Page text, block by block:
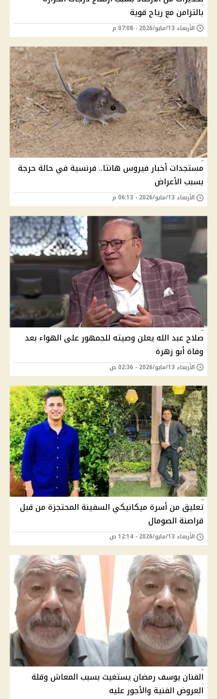
بالتزامن مع رياح قوية
الأربعاء 13/مايو/2026 - 07:08 م
مستجدات أخبار فيروس هانتا.. فرنسية في حالة حرجة
بسبب الأعراض
الأربعاء 13/مايو/2026 - 06:13 م
صلاح عبد الله يعلن وصيته للجمهور على الهواء بعد
وفاة أبو زهرة
الأربعاء 13/مايو/2026 - 02:36 ص
تعليق من أسرة ميكانيكي السفينة المحتجزة من قبل
قراصنة الصومال
الأربعاء 13/مايو/2026 - 12:14 ص
الفنان يوسف رمضان يستغيث بسبب المعاش وقلة
العروض الفنية والأجور عليه